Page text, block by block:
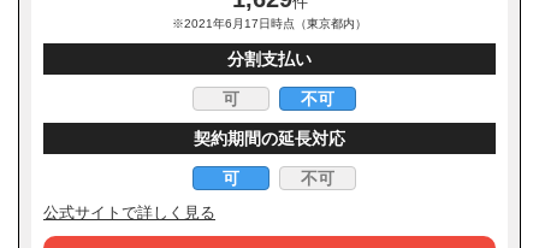
※2021年6月17日時点（東京都内）
分割支払い
可 不可
契約期間の延長対応
可 不可
公式サイトで詳しく見る